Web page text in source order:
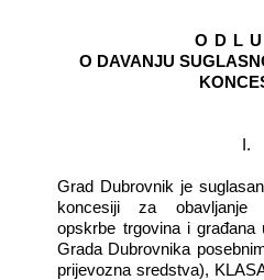
O D L U
O DAVANJU
I.
Grad Dubrovnik je
koncesiji za obavljanje
opskrbe trgovina i građana
Grada Dubrovnika
prijevozna sredstva),